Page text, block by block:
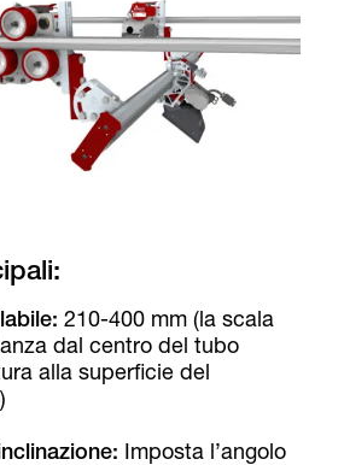
210-400 mm (la scala
dal centro del tubo
alla superficie del
Imposta l’angolo